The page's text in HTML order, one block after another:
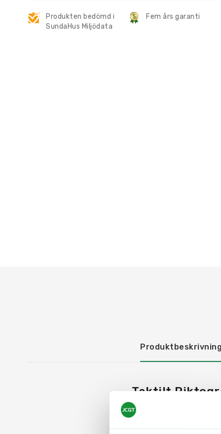
Produkten bedömd i
SundaHus Miljödata
Fem års garanti
Produktbeskrivning
Taktilt
Våra Taktila
framtaget för att